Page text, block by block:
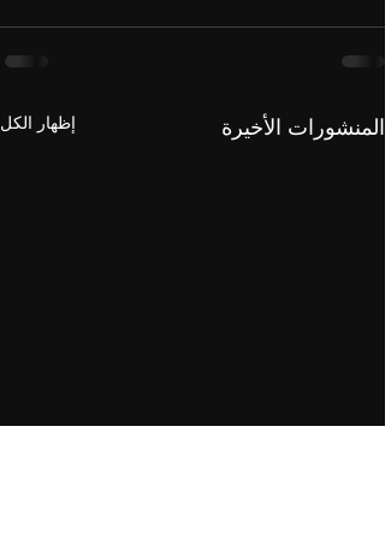
المنشورات الأخيرة إظهار الكل